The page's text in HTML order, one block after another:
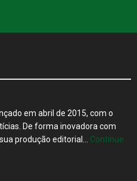
em abril de 2015, com o
De forma inovadora com
produção editorial… Continue